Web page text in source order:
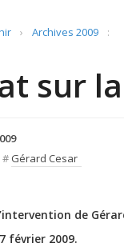
› Archives 2009 :
sur
# Gérard Cesar
de
février 2009.